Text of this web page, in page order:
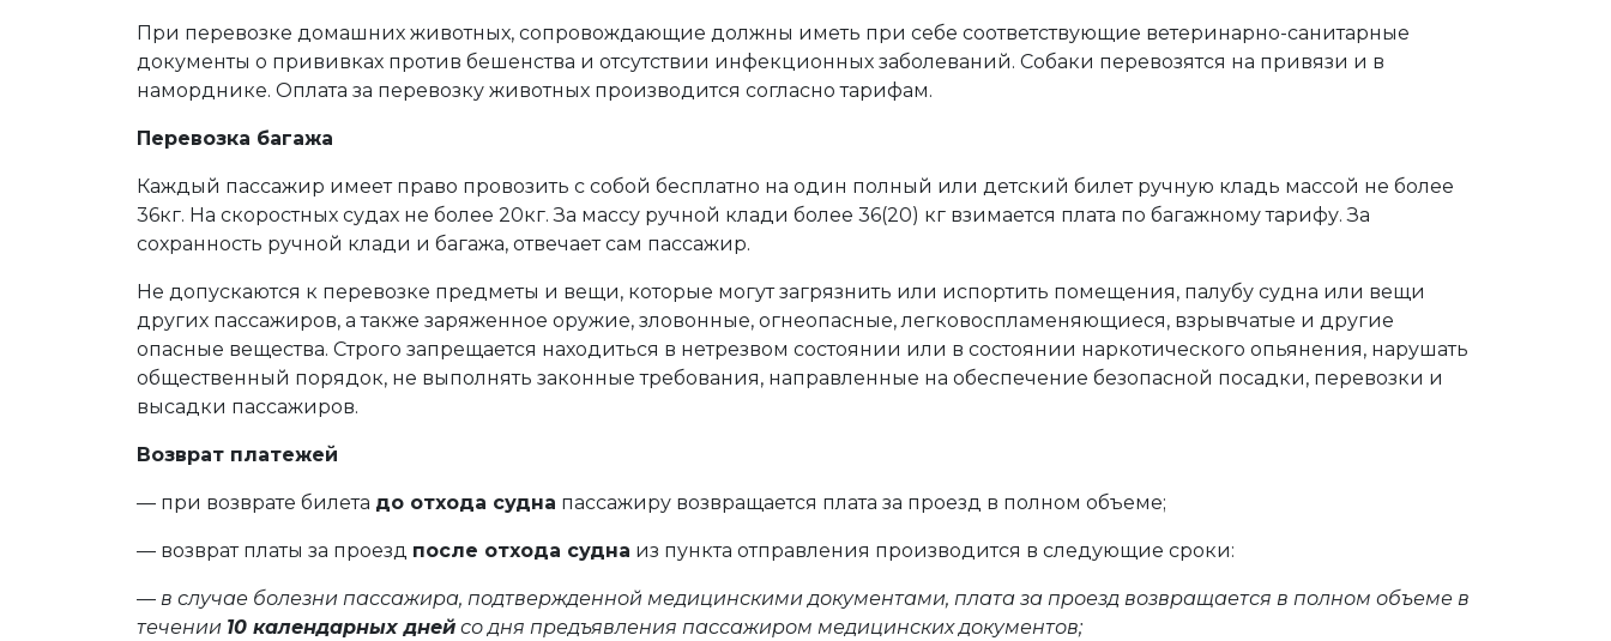
При перевозке домашних животных, сопровождающие должны иметь при себе соответствующие ветеринарно-санитарные
документы о прививках против бешенства и отсутствии инфекционных заболеваний. Собаки перевозятся на привязи и в
наморднике. Оплата за перевозку животных производится согласно тарифам.
Перевозка багажа
Каждый пассажир имеет право провозить с собой бесплатно на один полный или детский билет ручную кладь массой не более
36кг. На скоростных судах не более 20кг. За массу ручной клади более 36(20) кг взимается плата по багажному тарифу. За
сохранность ручной клади и багажа, отвечает сам пассажир.
Не допускаются к перевозке предметы и вещи, которые могут загрязнить или испортить помещения, палубу судна или вещи
других пассажиров, а также заряженное оружие, зловонные, огнеопасные, легковоспламеняющиеся, взрывчатые и другие
опасные вещества. Строго запрещается находиться в нетрезвом состоянии или в состоянии наркотического опьянения, нарушать
общественный порядок, не выполнять законные требования, направленные на обеспечение безопасной посадки, перевозки и
высадки пассажиров.
Возврат платежей
— при возврате билета до отхода судна пассажиру возвращается плата за проезд в полном объеме;
— возврат платы за проезд после отхода судна из пункта отправления производится в следующие сроки:
— в случае болезни пассажира, подтвержденной медицинскими документами, плата за проезд возвращается в полном объеме в
течении 10 календарных дней со дня предъявления пассажиром медицинских документов;